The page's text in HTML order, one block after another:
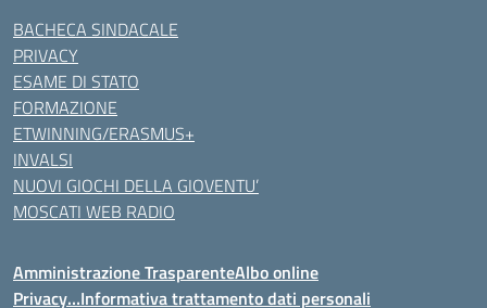
BACHECA SINDACALE
PRIVACY
ESAME DI STATO
FORMAZIONE
ETWINNING/ERASMUS+
INVALSI
NUOVI GIOCHI DELLA GIOVENTU’
MOSCATI WEB RADIO
Amministrazione TrasparenteAlbo online
Privacy…Informativa trattamento dati personali